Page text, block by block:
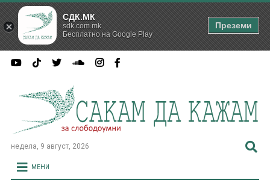
недела, 9 август, 2026
МЕНИ
СДК.МК
sdk.com.mk
Бесплатно на Google Play
Преземи